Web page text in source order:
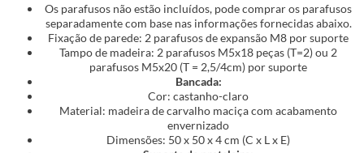
Os parafusos não estão incluídos, pode comprar os parafusos
separadamente com base nas informações fornecidas abaixo.
Fixação de parede: 2 parafusos de expansão M8 por suporte
Tampo de madeira: 2 parafusos M5x18 peças (T=2) ou 2
parafusos M5x20 (T = 2,5/4cm) por suporte
Bancada:
Cor: castanho-claro
Material: madeira de carvalho maciça com acabamento
envernizado
Dimensões: 50 x 50 x 4 cm (C x L x E)